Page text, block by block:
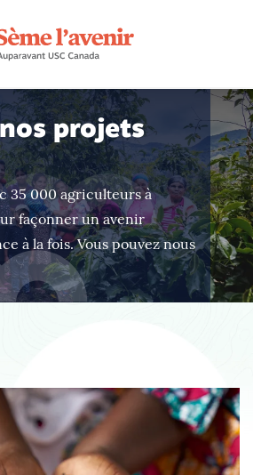
projets
35 000 agriculteurs à
façonner un avenir
à la fois. Vous pouvez nous